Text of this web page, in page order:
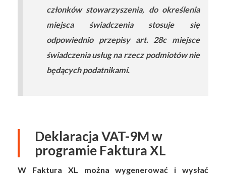
członków stowarzyszenia, do określenia
miejsca świadczenia stosuje się
odpowiednio przepisy art. 28c miejsce
świadczenia usług na rzecz podmiotów nie
będących podatnikami.
Deklaracja VAT-9M w
programie Faktura XL
W Faktura XL można wygenerować i wysłać